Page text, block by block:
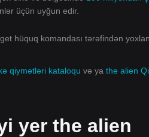
üçün uyğun edir.
hüquq komandası tərəfindən
qiymətləri kataloqu və ya the alien
yer the alien